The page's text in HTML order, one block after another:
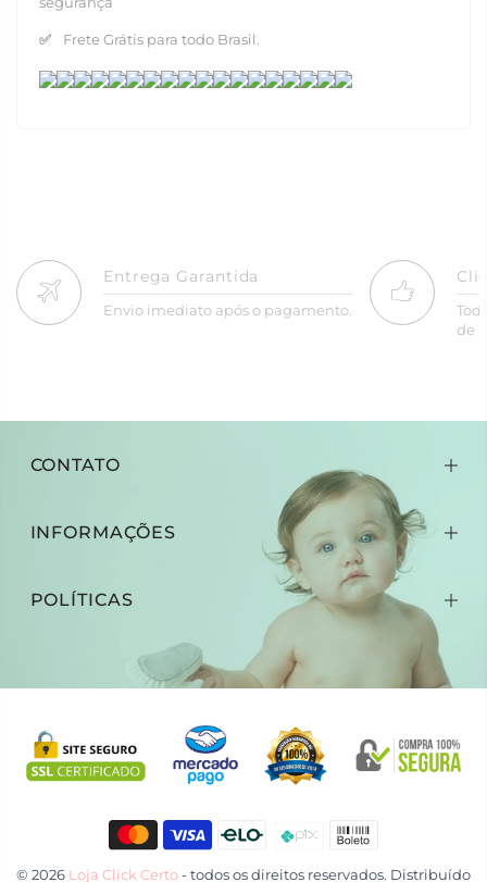
✅ Frete Grátis para todo Brasil.
Entrega Garantida
Envio imediato após o pagamento.
de
CONTATO
INFORMAÇÕES
POLÍTICAS
© 2026 Loja Click Certo- todos os direitos reservados. Distribuído